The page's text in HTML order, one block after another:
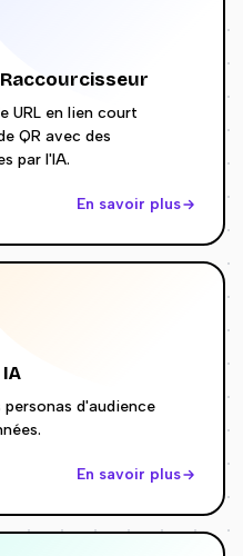
URL en lien court
QR avec des
par l'IA.
En savoir plus
personas d'audience
En savoir plus